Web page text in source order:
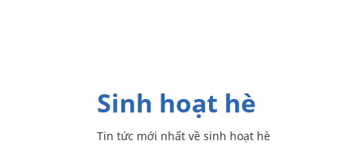
sinh hoạt hè
Tin tức mới nhất về sinh hoạt hè